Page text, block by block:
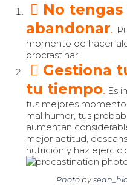
No tengas
abandonar.
momento de hacer
procrastinar.
Gestiona
tu tiempo. Es
tus mejores
mal humor, tus
aumentan
mejor actitud,
nutrición y haz
Photoby